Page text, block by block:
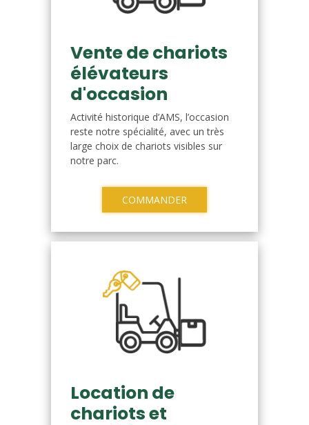
Vente de chariots
élévateurs
d'occasion
Activité historique d’AMS, l’occasion
reste notre spécialité, avec un très
large choix de chariots visibles sur
notre parc.
COMMANDER
Location de
chariots et